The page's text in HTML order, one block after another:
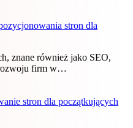
stron dla
znane również jako SEO,
firm w…
stron dla początkujących